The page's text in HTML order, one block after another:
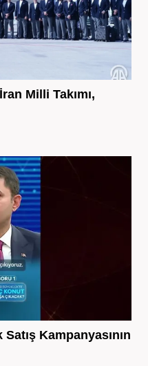
Milli Takımı,
Kampanyasının